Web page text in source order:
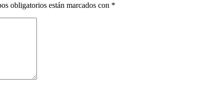
obligatorios están marcados con *